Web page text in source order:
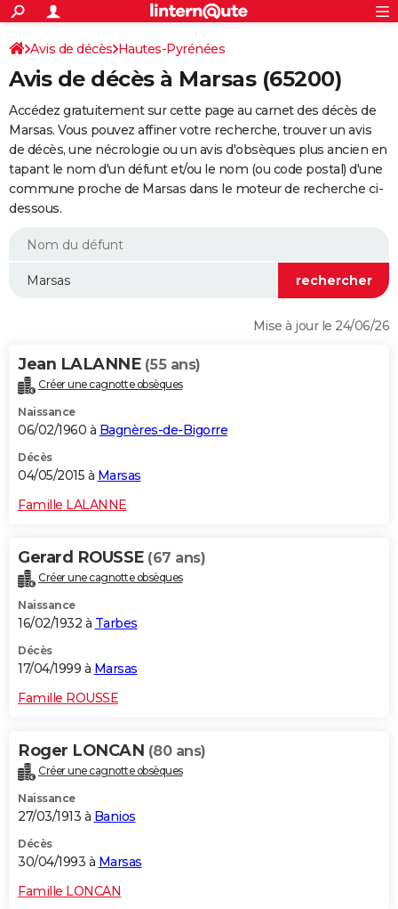
ACTUALITÉS
Politique
Société
Faits Divers
Education
Monde
Villes
+
SPORT
Coupe du monde 2026
Football
Tennis
Cyclisme
Rugby
Forum
Programme TV
TNTStreaming
Cinéma
Sorties cinéma
Musique
+
FINANCE
Retraite
Epargne
Immobilier
Risques naturels par ville
Assurance
AUTO
Essais
Réserver un essai
Citadines
Berlines
SUV
Forum auto
+
HIGH-TECH
BRICOLAGE
WEEK-END
Alimentation
Guide de la santé
Maladies
Médicaments
Sommeil
VOYAGE
Destinations
City break
Voyage nature
Voyage de noces
Forum
Climat
+PHOTO
GUIDES D'ACHAT
Carte de Noël
Carte Bonne année
Carte Saint-Valentin
Carte Pâques
Carte d'anniversaire
DICTIONNAIRE
Dictionnaire
Biographies
Citations
Expressions
Proverbes
PROGRAMME TV
S'inscrire
Se connecter
Lycées
Collèges
Primaires
Universités
Entreprises
Service militaire
Avis de recherche
AVIS DE DÉCÈS
FORUM
S'inscrire
Connexion
Avis de décès Hautes-Pyrénées
Avis de décès à Marsas (65200)
Accédez gratuitement sur cette page au carnet des décès de
Marsas. Vous pouvez affiner votre recherche, trouver un avis
de décès, une nécrologie ou un avis d'obsèques plus ancien en
tapant le nom d'un défunt et/ou le nom (ou code postal) d'une
commune proche de Marsas dans le moteur de recherche ci-
dessous.
Mise à jour le 24/06/26
Jean LALANNE (55 ans)
Créer une cagnotte obsèques
Naissance
06/02/1960 à Bagnères-de-Bigorre
Décès
04/05/2015 à Marsas
Famille LALANNE
Gerard ROUSSE (67 ans)
Créer une cagnotte obsèques
Naissance
16/02/1932 à Tarbes
Décès
17/04/1999 à Marsas
Famille ROUSSE
Roger LONCAN (80 ans)
Créer une cagnotte obsèques
Naissance
27/03/1913 à Banios
Décès
30/04/1993 à Marsas
Famille LONCAN